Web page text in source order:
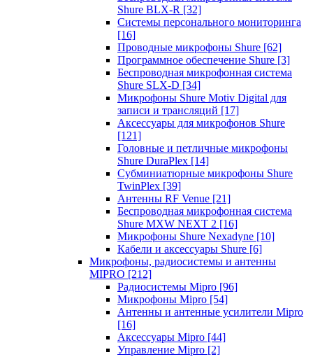
Shure BLX-R [32]
Системы персонального мониторинга
[16]
Проводные микрофоны Shure [62]
Программное обеспечение Shure [3]
Беспроводная микрофонная система
Shure SLX-D [34]
Микрофоны Shure Motiv Digital для
записи и трансляций [17]
Аксессуары для микрофонов Shure
[121]
Головные и петличные микрофоны
Shure DuraPlex [14]
Субминиатюрные микрофоны Shure
TwinPlex [39]
Антенны RF Venue [21]
Беспроводная микрофонная система
Shure MXW NEXT 2 [16]
Микрофоны Shure Nexadyne [10]
Кабели и аксессуары Shure [6]
Микрофоны, радиосистемы и антенны
MIPRO [212]
Радиосистемы Mipro [96]
Микрофоны Mipro [54]
Антенны и антенные усилители Mipro
[16]
Аксессуары Mipro [44]
Управление Mipro [2]